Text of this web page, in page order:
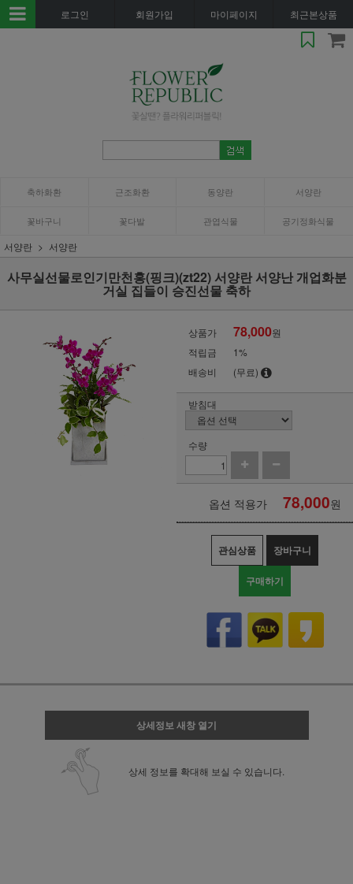
로그인 회원가입 마이페이지 최근본상품
축하화환 근조화환 동양란 서양란
꽃바구니 꽃다발 관엽식물 공기정화식물
서양란 서양란
사무실선물로인기만천홍(핑크)(zt22) 서양란 서양난 개업화분
거실 집들이 승진선물 축하
상품가 78,000원
적립금
1%
배송비
(무료)
받침대
수량
옵션 적용가 78,000원
관심상품 장바구니
구매하기
상세정보 새창 열기
상세 정보를 확대해 보실 수 있습니다.